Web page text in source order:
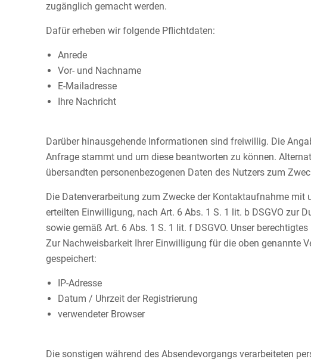
zugänglich gemacht werden.
Dafür erheben wir folgende Pflichtdaten:
Anrede
Vor- und Nachname
E-Mailadresse
Ihre Nachricht
Darüber hinausgehende Informationen sind freiwillig. Die
Anfrage stammt und um diese beantworten zu können.
übersandten personenbezogenen Daten des Nutzers zum
Die Datenverarbeitung zum Zwecke der Kontaktaufnahme
erteilten Einwilligung, nach Art. 6 Abs. 1 S. 1 lit. b DSGVO zur
sowie gemäß Art. 6 Abs. 1 S. 1 lit. f DSGVO. Unser
Zur Nachweisbarkeit Ihrer Einwilligung für die oben genannte
gespeichert:
IP-Adresse
Datum / Uhrzeit der Registrierung
verwendeter Browser
Die sonstigen während des Absendevorgangs verarbeiteten